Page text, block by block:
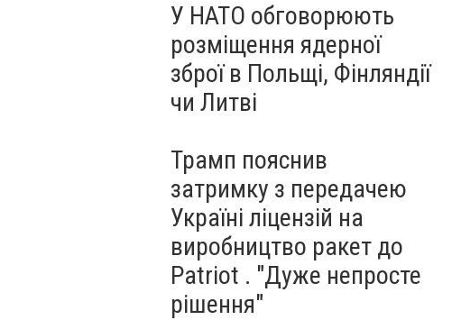
У НАТО обговорюють
розміщення ядерної
зброї в Польщі, Фінляндії
чи Литві
Трамп пояснив
затримку з передачею
Україні ліцензій на
виробництво ракет до
Patriot . "Дуже непросте
рішення"